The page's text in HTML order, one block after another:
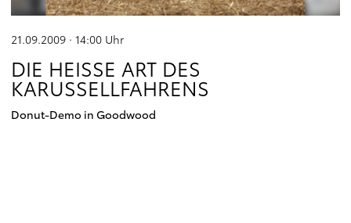
21.09.2009 · 14:00 Uhr
DIE HEISSE ART DES K
ARUSSELLFAHRENS
Donut-Demo in Goodwood